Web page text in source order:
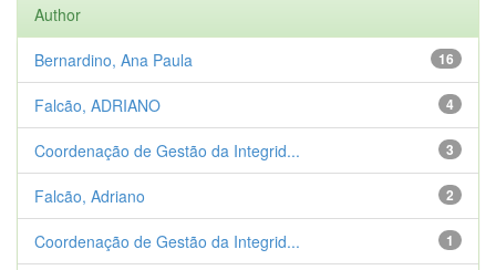
Author
16
Bernardino, Ana Paula
4
Falcão, ADRIANO
3
Coordenação de Gestão da Integrid...
2
Falcão, Adriano
1
Coordenação de Gestão da Integrid...